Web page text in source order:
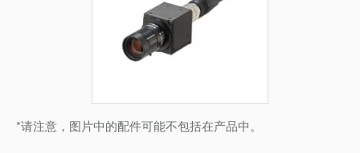
*请注意，图片中的配件可能不包括在产品中。